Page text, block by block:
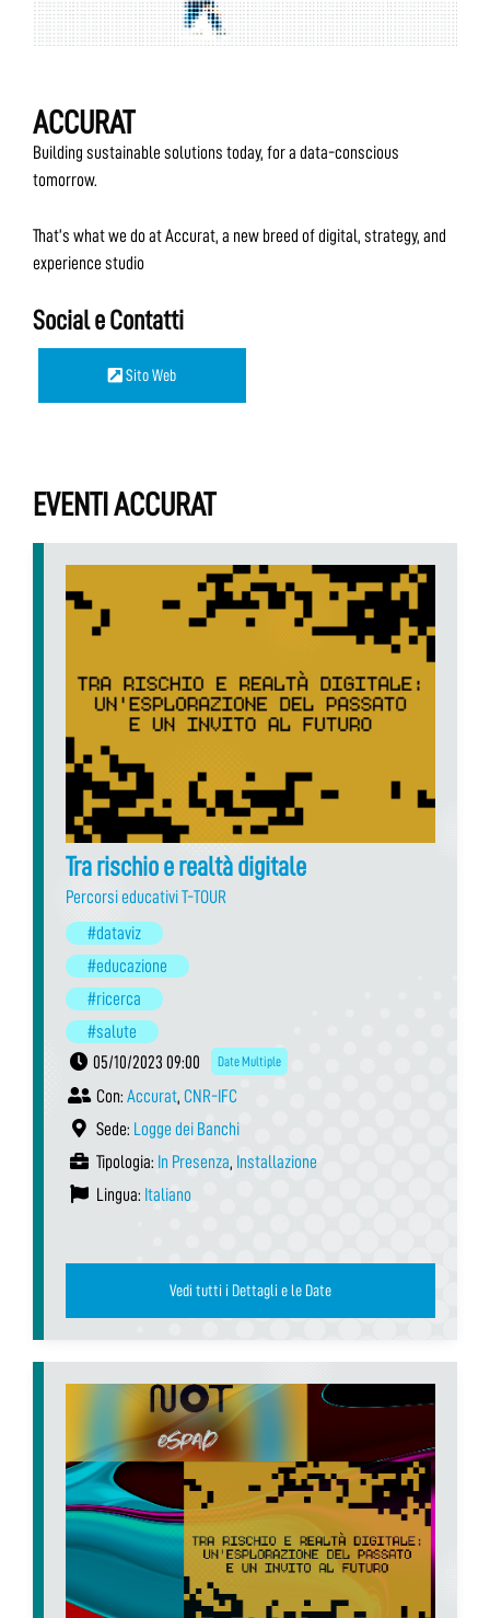
ACCURAT
Building sustainable solutions today, for a data-conscious
tomorrow.
That’s what we do at Accurat, a new breed of digital, strategy, and
experience studio
Social e Contatti
Sito Web
EVENTI ACCURAT
Tra rischio e realtà digitale
Percorsi educativi T-TOUR
#dataviz
#educazione
#ricerca
#salute
05/10/2023 09:00
Date Multiple
Con: Accurat, CNR-IFC
Sede: Logge dei Banchi
Tipologia: In Presenza, Installazione
Lingua: Italiano
Vedi tutti i Dettagli e le Date